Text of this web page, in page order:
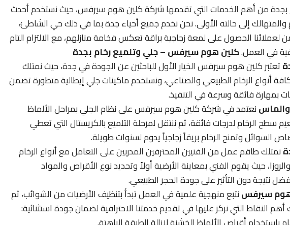
بجدة من أهم الخدمات التي تقدمها شركة كلين هوم سيرفس، حيث نستخدم أحدث
والمتهالك إلى حالته الأولى. نحن نخدم جميع أحياء جدة بما في ذلك حي الشاطئ،
لعملائنا الحصول على لمعة زجاجية براقة تعكس فخامة منازلهم، مع الالتزام التام
في العمل.كلين هوم سيرفس – جلي وتلميع رخام بجدة
تعتبر كلين هوم سيرفس الخيار الأول للباحثين عن الجودة في جدة، حيث نمتلك
أنواع الرخام الطبيعي والصناعي، ونستخدم ماكينات جلي إيطالية متطورة تضمن
بمهارة فائقة وسرعة في التنفيذ.
والماسنعتمد في شركة كلين هوم سيرفس على نظام الجلي بمراحل الألماظ
سطح الرخام لدرجات فائقة، ثم ننتقل لمرحلة التلميع بالكريستال التي تعطي
السوائل وتمنح الرخام بريقاً زجاجياً يدوم لسنوات طويلة.
نمتلك طاقم عمل من الفنيين المحترفين المدربين على التعامل مع أنواع الرخام
حيث يقوم الفني بمعاينة الأرضية أولاً وتحديد نوع الأقراص والمواد
نتيجة دون التأثير على جودة الحجر الطبيعي.
سيرفسنتبع منهجية علمية في العمل تبدأ بتنظيف الأرضيات من الشوائب، ثم
النقاط التي نركز عليها في تقديم خدمتنا الاحترافية لضمان جودة استثنائية: